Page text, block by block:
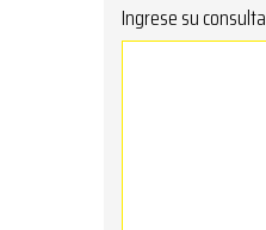
Ingrese su consulta